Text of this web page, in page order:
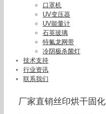
口罩机
UV变压器
UV能量计
石英玻璃
特氟龙网带
冷阴极杀菌灯
技术支持
行业资讯
联系我们
厂家直销丝印烘干固化